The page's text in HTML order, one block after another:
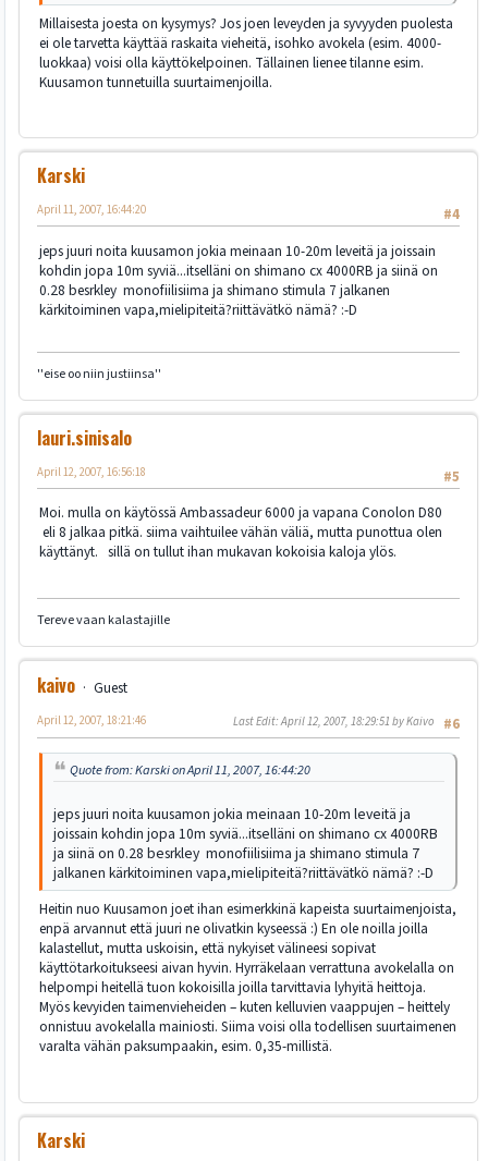
Millaisesta joesta on kysymys? Jos joen leveyden ja syvyyden puolesta
ei ole tarvetta käyttää raskaita vieheitä, isohko avokela (esim. 4000-
luokkaa) voisi olla käyttökelpoinen. Tällainen lienee tilanne esim.
Kuusamon tunnetuilla suurtaimenjoilla.
Karski
#4
April 11, 2007, 16:44:20
jeps juuri noita kuusamon jokia meinaan 10-20m leveitä ja joissain
kohdin jopa 10m syviä...itselläni on shimano cx 4000RB ja siinä on
0.28 besrkley monofiilisiima ja shimano stimula 7 jalkanen
kärkitoiminen vapa,mielipiteitä?riittävätkö nämä? :-D
''eise oo niin justiinsa''
lauri.sinisalo
#5
April 12, 2007, 16:56:18
Moi. mulla on käytössä Ambassadeur 6000 ja vapana Conolon D80
eli 8 jalkaa pitkä. siima vaihtuilee vähän väliä, mutta punottua olen
käyttänyt. sillä on tullut ihan mukavan kokoisia kaloja ylös.
Tereve vaan kalastajille
kaivo
Guest
#6
April 12, 2007, 18:21:46 Last Edit: April 12, 2007, 18:29:51 by Kaivo
Quote from: Karski on April 11, 2007, 16:44:20
jeps juuri noita kuusamon jokia meinaan 10-20m leveitä ja
joissain kohdin jopa 10m syviä...itselläni on shimano cx 4000RB
ja siinä on 0.28 besrkley monofiilisiima ja shimano stimula 7
jalkanen kärkitoiminen vapa,mielipiteitä?riittävätkö nämä? :-D
Heitin nuo Kuusamon joet ihan esimerkkinä kapeista suurtaimenjoista,
enpä arvannut että juuri ne olivatkin kyseessä :) En ole noilla joilla
kalastellut, mutta uskoisin, että nykyiset välineesi sopivat
käyttötarkoitukseesi aivan hyvin. Hyrräkelaan verrattuna avokelalla on
helpompi heitellä tuon kokoisilla joilla tarvittavia lyhyitä heittoja.
Myös kevyiden taimenvieheiden – kuten kelluvien vaappujen – heittely
onnistuu avokelalla mainiosti. Siima voisi olla todellisen suurtaimenen
varalta vähän paksumpaakin, esim. 0,35-millistä.
Karski